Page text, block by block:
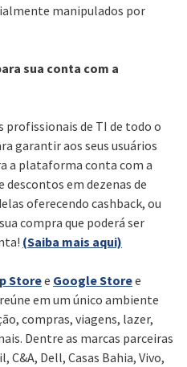
manipulados por
sua conta com a
profissionais de TI de todo o
garantir aos seus usuários
a plataforma conta com a
descontos em dezenas de
oferecendo cashback, ou
compra que poderá ser
(Saiba mais aqui)
Storee Google Storee
em um único ambiente
compras, viagens, lazer,
Dentre as marcas parceiras
C&A, Dell, Casas Bahia, Vivo,